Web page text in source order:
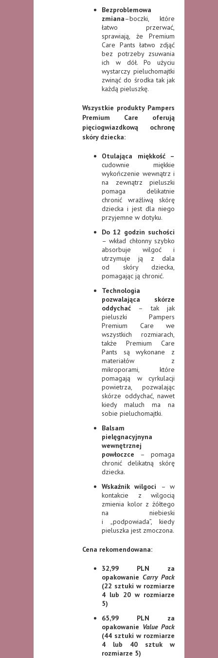
Bezproblemowa
zmiana–boczki, które
łatwo przerwać,
sprawiają, że Premium
Care Pants łatwo zdjąć
bez potrzeby zsuwania
ich w dół. Po użyciu
wystarczy pieluchomajtki
zwinąć do środka tak jak
każdą pieluszkę.
Wszystkie produkty Pampers
Premium Care oferują
pięciogwiazdkową ochronę
skóry dziecka:
Otulająca miękkość –
cudownie miękkie
wykończenie wewnątrz i
na zewnątrz pieluszki
pomaga delikatnie
chronić wrażliwą skórę
dziecka i jest dla niego
przyjemne w dotyku.
Do 12 godzin suchości
– wkład chłonny szybko
absorbuje wilgoć i
utrzymuje ją z dala
od skóry dziecka,
pomagając ją chronić.
Technologia
pozwalająca skórze
oddychać – tak jak
pieluszki Pampers
Premium Care we
wszystkich rozmiarach,
także Premium Care
Pants są wykonane z
materiałów z
mikroporami, które
pomagają w cyrkulacji
powietrza, pozwalając
skórze oddychać, nawet
kiedy maluch ma na
sobie pieluchomajtki.
Balsam
pielęgnacyjnyna
wewnętrznej
powłoczce – pomaga
chronić delikatną skórę
dziecka.
Wskaźnik wilgoci
– w
kontakcie z wilgocią
zmienia kolor z żółtego
na niebieski
i „podpowiada”, kiedy
pieluszka jest zmoczona.
Cena rekomendowana:
32,99 PLN za
opakowanie Carry Pack
(22 sztuki w rozmiarze
4 lub 20 w rozmiarze
5)
65,99 PLN za
opakowanie Value Pack
(44 sztuki w rozmiarze
4 lub 40 sztuk w
rozmiarze 5)